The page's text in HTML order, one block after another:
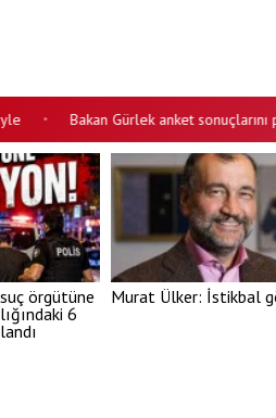
Bakan Gürlek anket sonuçlarını
örgütüne
6
Murat Ülker: İstikbal